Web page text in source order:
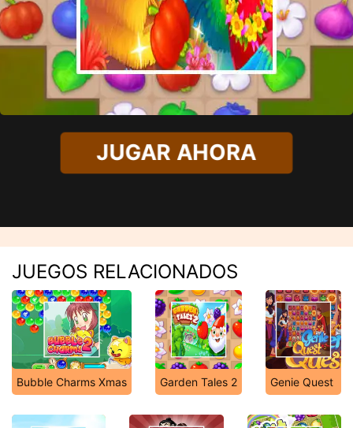
JUGAR AHORA
JUEGOS RELACIONADOS
Bubble Charms Xmas Garden Tales 2 Genie Quest